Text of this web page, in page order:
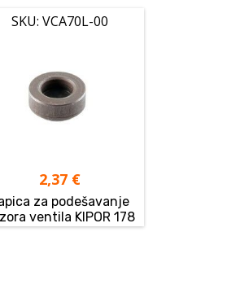
SKU: VCA70L-00
2,37 €
za podešavanje
ventila KIPOR 178